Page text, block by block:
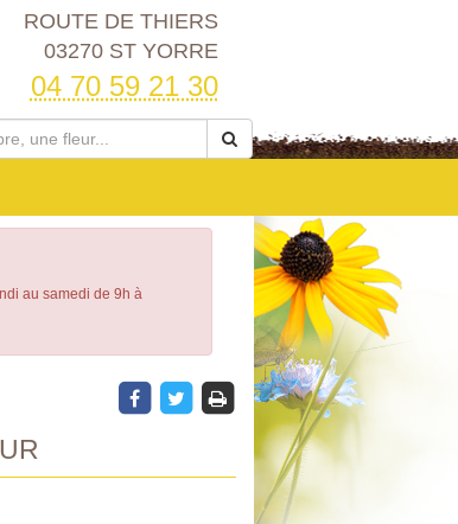
ROUTE DE THIERS
03270 ST YORRE
04 70 59 21 30
au samedi de 9h à